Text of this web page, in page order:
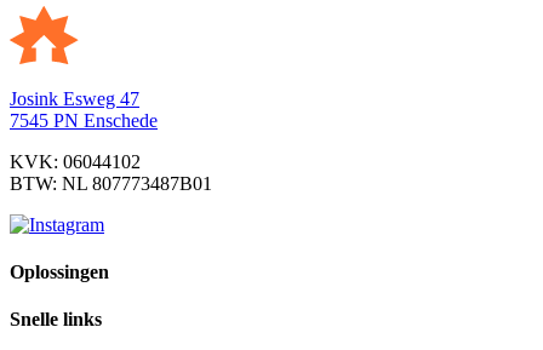
Josink Esweg 47
7545 PN Enschede
KVK: 06044102
BTW: NL 807773487B01
Oplossingen
Snelle links